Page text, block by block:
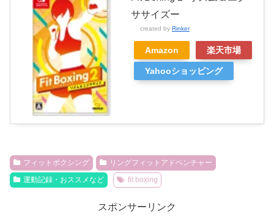
ササイズー
created by Rinker
Amazon 楽天市場
Yahooショッピング
フィットボクシング
リングフィットアドベンチャー
運動記録・おススメなど
fit boxing
スポンサーリンク